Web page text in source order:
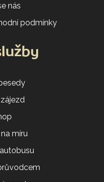
nás
podmínky
míru